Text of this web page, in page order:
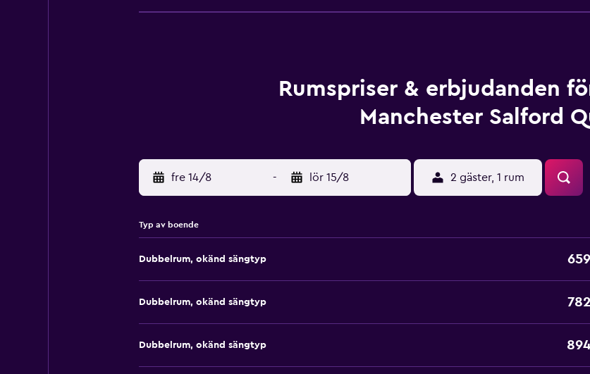
Rumspriser & erbjudanden
Manchester Salford
fre 14/8 - lör 15/8 2 gäster, 1 rum
Typ av boende
Dubbelrum, okänd sängtyp
Dubbelrum, okänd sängtyp
Dubbelrum, okänd sängtyp